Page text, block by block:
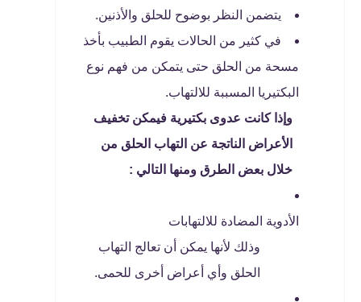
يتضمن النظر بوضوح للحلق والأذنين.
في كثير من الحالات يقوم الطبيب بأخذ
مسحة من الحلق حتى يتمكن من فهم نوع
البكتيريا المسببة للالتهاب.
وإذا كانت عدوى بكتيرية فيمكن تخفيف
الأعراض الناتجة عن التهاب الحلق من
خلال بعض الطرق ومنها التالي :
الأدوية المضادة للالتهابات
وذلك لأنها يمكن أن تعالج التهاب
الحلق وأي أعراض أخرى للحمى.